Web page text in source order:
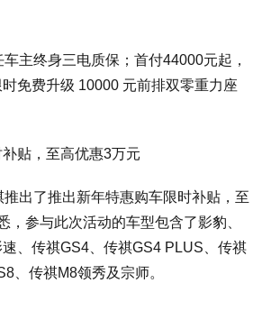
主终身三电质保；首付44000元起，
免费升级 10000 元前排双零重力座
贴，至高优惠3万元
出了推出新年特惠购车限时补贴，至
，参与此次活动的车型包含了影豹、
、传祺GS4、传祺GS4 PLUS、传祺
、传祺M8领秀及宗师。